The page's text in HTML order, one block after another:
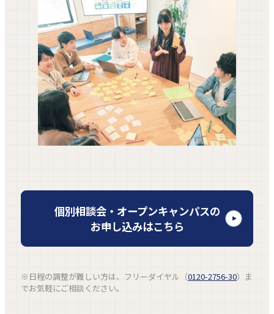
外
ト
を
個別相談会・オープンキャンパスの
お申し込みはこちら
※日程の調整が難しい方は、フリーダイヤル（0120-2756-30）ま
でお気軽にご相談ください。